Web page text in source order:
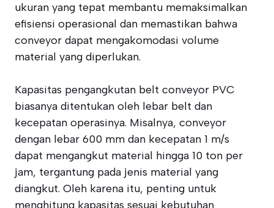
ukuran yang tepat membantu memaksimalkan
efisiensi operasional dan memastikan bahwa
conveyor dapat mengakomodasi volume
material yang diperlukan.
Kapasitas pengangkutan belt conveyor PVC
biasanya ditentukan oleh lebar belt dan
kecepatan operasinya. Misalnya, conveyor
dengan lebar 600 mm dan kecepatan 1 m/s
dapat mengangkut material hingga 10 ton per
jam, tergantung pada jenis material yang
diangkut. Oleh karena itu, penting untuk
menghitung kapasitas sesuai kebutuhan